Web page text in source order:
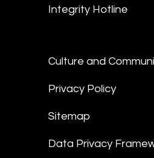
Integrity Hotline
Culture and
Privacy Policy
Sitemap
Data Privacy